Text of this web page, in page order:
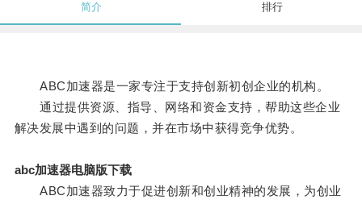
简介 排行
ABC加速器是一家专注于支持创新初创企业的机构。
通过提供资源、指导、网络和资金支持，帮助这些企业
解决发展中遇到的问题，并在市场中获得竞争优势。
abc加速器电脑版下载
ABC加速器致力于促进创新和创业精神的发展，为创业